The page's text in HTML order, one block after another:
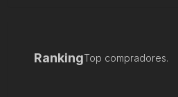
RankingTop compradores.